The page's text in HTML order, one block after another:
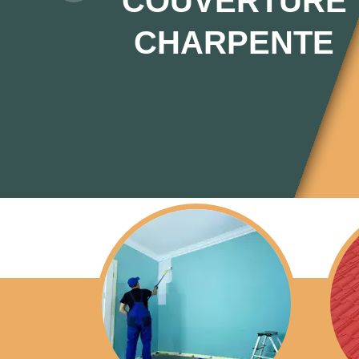
THEOM PIERRE
COUVERTURE 76
VOTRE
SPÉCIALISTE
TOITURE